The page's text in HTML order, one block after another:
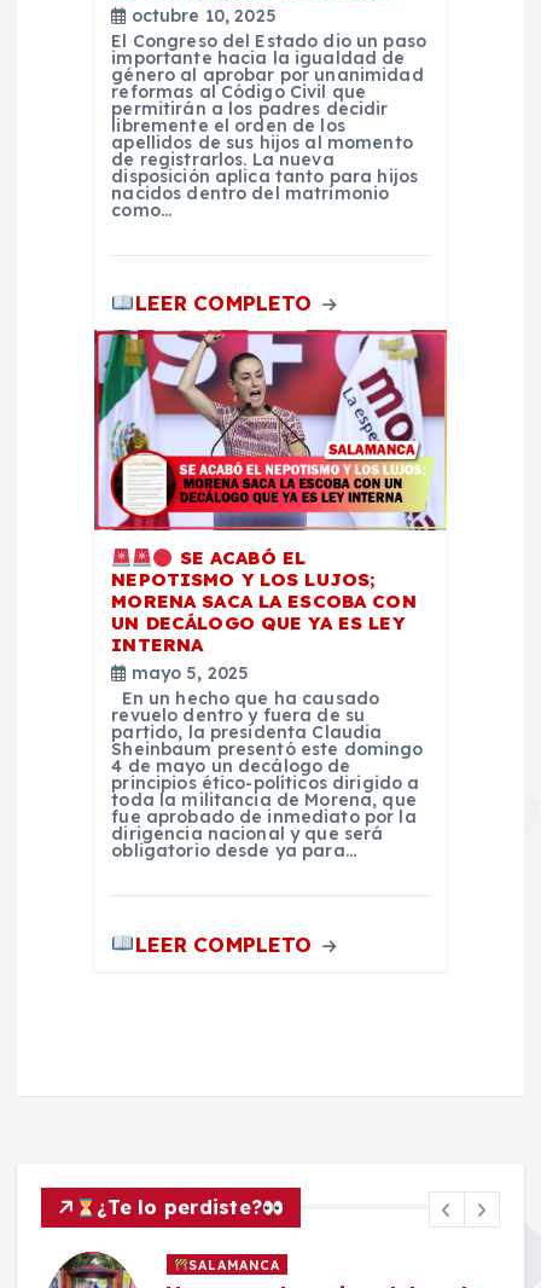
octubre 10, 2025
El Congreso del Estado dio un paso
importante hacia la igualdad de
género al aprobar por unanimidad
reformas al Código Civil que
permitirán a los padres decidir
libremente el orden de los
apellidos de sus hijos al momento
de registrarlos. La nueva
disposición aplica tanto para hijos
nacidos dentro del matrimonio
como…
LEER COMPLETO
SE ACABÓ EL
NEPOTISMO Y LOS LUJOS;
MORENA SACA LA ESCOBA CON
UN DECÁLOGO QUE YA ES LEY
INTERNA
mayo 5, 2025
En un hecho que ha causado
revuelo dentro y fuera de su
partido, la presidenta Claudia
Sheinbaum presentó este domingo
4 de mayo un decálogo de
principios ético-políticos dirigido a
toda la militancia de Morena, que
fue aprobado de inmediato por la
dirigencia nacional y que será
obligatorio desde ya para…
LEER COMPLETO
¿Te lo perdiste?
SALAMANCA